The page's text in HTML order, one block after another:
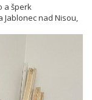
a šperk
nad Nisou,